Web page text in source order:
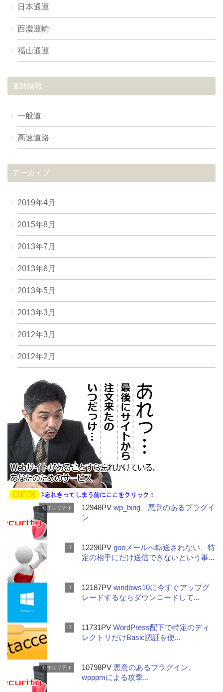
日本通運
西濃運輸
福山通運
道路情報
一般道
高速道路
アーカイブ
2019年4月
2015年8月
2013年7月
2013年6月
2013年5月
2013年3月
2012年3月
2012年2月
セキュリティ 12948PVwp_bing、悪意のあるプラグイ
ン
IT 12296PVgooメールへ転送されない、特
定の相手にだけ送信できないという事...
IT 12187PVwindows10に今すぐアップグ
レードするならダウンロードして...
IT 11731PVWordPress配下で特定のディ
レクトリだけBasic認証を使...
セキュリティ 10798PV 悪意のあるプラグイン、
wpppmによる攻撃...